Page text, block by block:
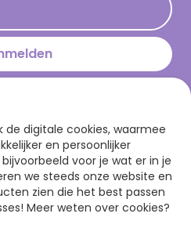
de digitale cookies, waarmee
en persoonlijker
voor je wat er in je
we steeds onze website en
zien die het best passen
Meer weten over cookies?